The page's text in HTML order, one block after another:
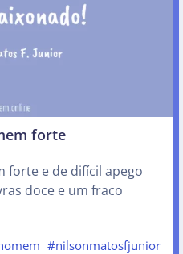
forte
forte e de difícil apego
doce e um fraco
#nilsonmatosfjunior